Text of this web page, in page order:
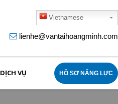
Vietnamese
lienhe@vantaihoangminh.com
DỊCH VỤ HỒ SƠ NĂNG LỰC